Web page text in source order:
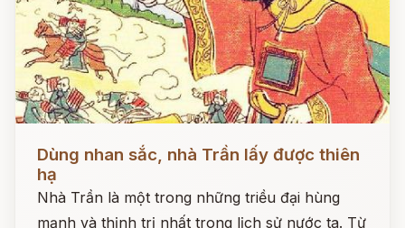
Dùng nhan sắc, nhà Trần lấy được thiên
hạ
Nhà Trần là một trong những triều đại hùng
mạnh và thịnh trị nhất trong lịch sử nước ta. Từ